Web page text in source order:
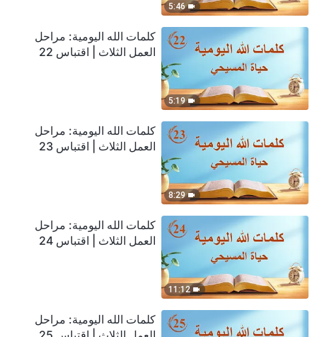
5:46
5:19
كلمات الله اليومية: مراحل
العمل الثلاث | اقتباس 22
8:29
كلمات الله اليومية: مراحل
العمل الثلاث | اقتباس 23
11:12
كلمات الله اليومية: مراحل
العمل الثلاث | اقتباس 24
كلمات الله اليومية: مراحل